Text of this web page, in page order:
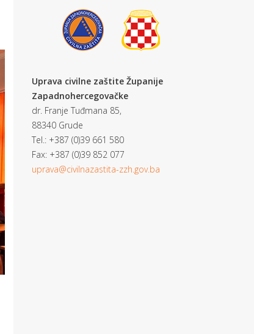
Uprava civilne zaštite Županije
Zapadnohercegovačke
dr. Franje Tuđmana 85,
88340 Grude
Tel.: +387 (0)39 661 580
Fax: +387 (0)39 852 077
uprava@civilnazastita-zzh.gov.ba